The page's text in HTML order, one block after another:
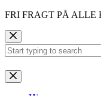
FRI FRAGT PÅ ALLE
Fortsæt
til
indhold
Ingen
resultater